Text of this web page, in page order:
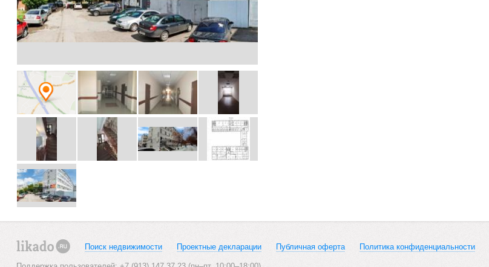
Поиск недвижимости Проектные декларации Публичная оферта Политика конфиденциальности